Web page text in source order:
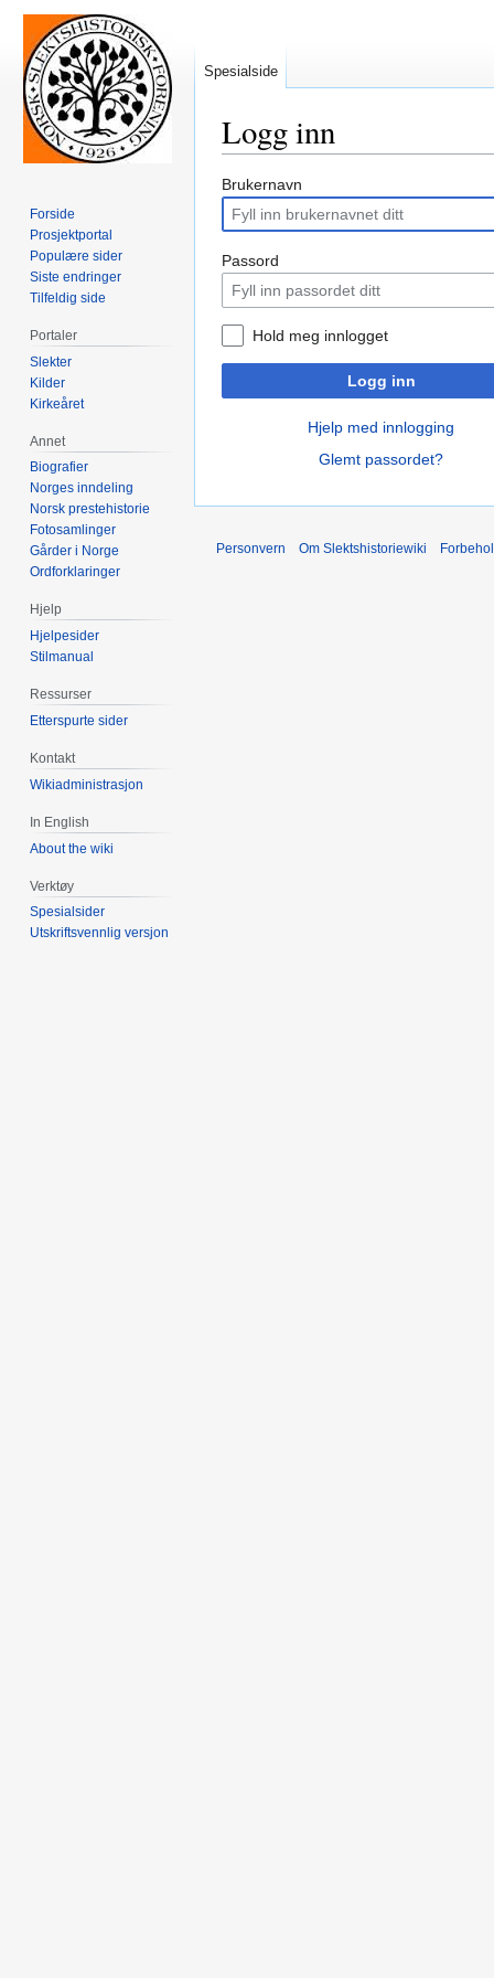
Logg inn
Hopp
navigering
Hopp
søk
Brukernavn
Passord
Hold meg innlogget
Logg inn
Hjelp med innlogging
Glemt passordet?
Spesialside
Forside
Prosjektportal
Populære sider
Siste endringer
Tilfeldig side
Portaler
Slekter
Kilder
Kirkeåret
Annet
Biografier
Norges inndeling
Norsk prestehistorie
Fotosamlinger
Gårder i Norge
Ordforklaringer
Hjelp
Hjelpesider
Stilmanual
Ressurser
Etterspurte sider
Kontakt
Wikiadministrasjon
In English
About the wiki
Verktøy
Spesialsider
Utskriftsvennlig versjon
Personvern Om Slektshistoriewiki